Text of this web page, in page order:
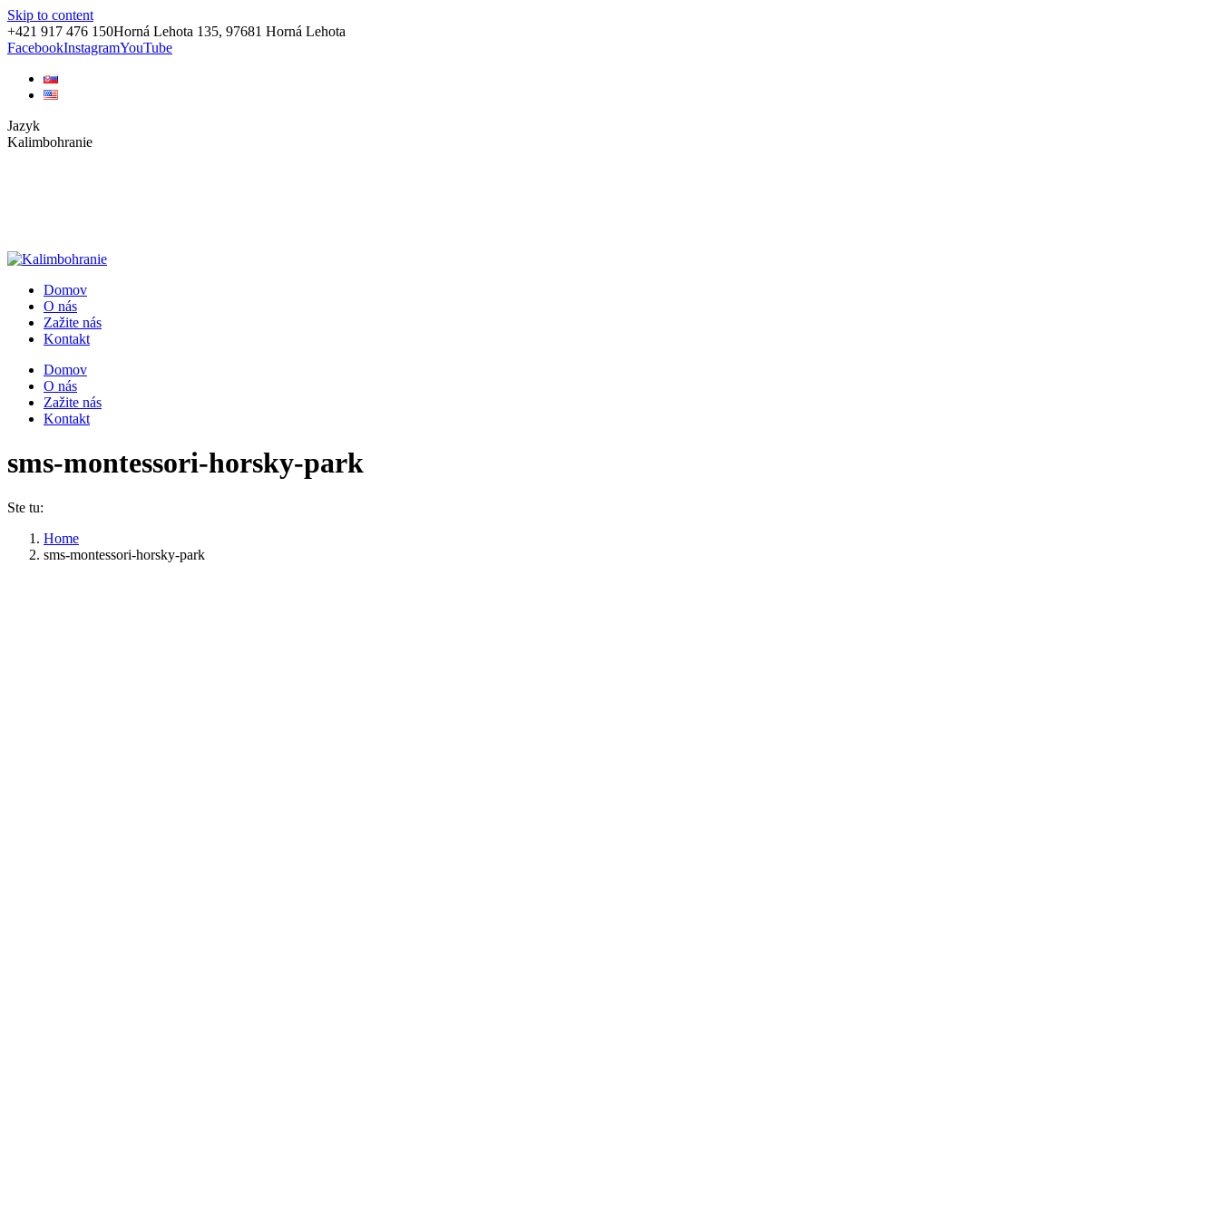
Skip to content
+421 917 476 150Horná Lehota 135, 97681 Horná Lehota
FacebookInstagramYouTube
Jazyk
Kalimbohranie
Domov
O nás
Zažite nás
Kontakt
Domov
O nás
Zažite nás
Kontakt
sms-montessori-horsky-park
Ste tu:
Home
sms-montessori-horsky-park